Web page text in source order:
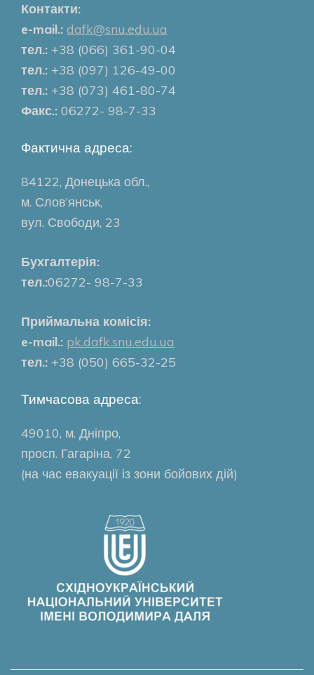
Контакти:
e-mail.: dafk@snu.edu.ua
тел.: +38 (066) 361-90-04
тел.: +38 (097) 126-49-00
тел.: +38 (073) 461-80-74
Факс.: 06272- 98-7-33
Фактична адреса:
84122, Донецька обл.,
м. Слов’янськ,
вул. Свободи, 23
Бухгалтерія:
тел.:06272- 98-7-33
Приймальна комісія:
e-mail.: pk.dafk.snu.edu.ua
тел.: +38 (050) 665-32-25
Тимчасова адреса:
49010, м. Дніпро,
просп. Гагаріна, 72
(на час евакуації із зони бойових дій)